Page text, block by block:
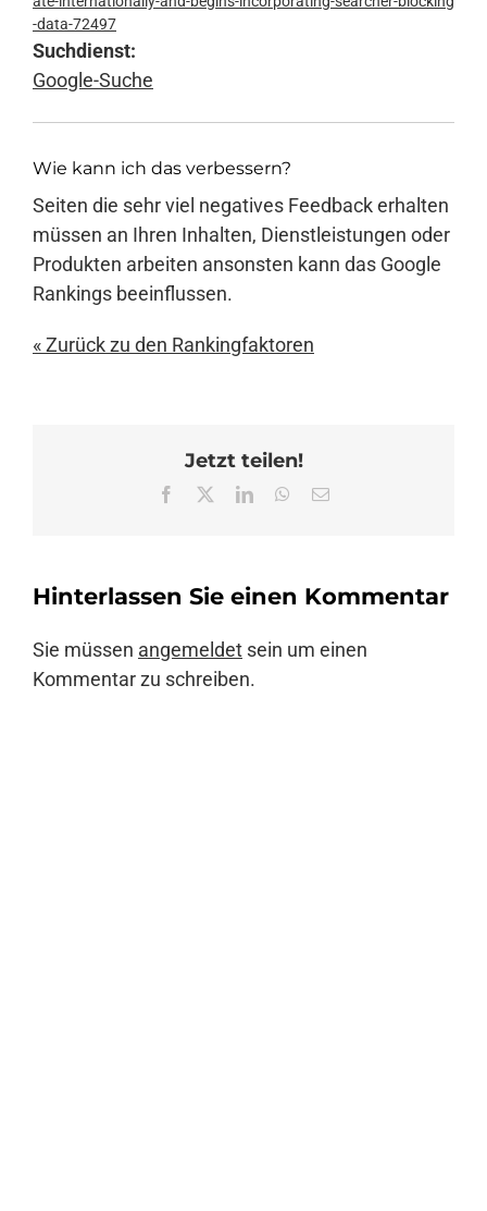
-data-72497
Suchdienst:
Google-Suche
Wie kann ich das verbessern?
Seiten die sehr viel negatives Feedback erhalten
müssen an Ihren Inhalten, Dienstleistungen oder
Produkten arbeiten ansonsten kann das Google
Rankings beeinflussen.
« Zurück zu den Rankingfaktoren
Jetzt teilen!
Facebook LinkedInWhatsApp
E-
Hinterlassen Sie einen Kommentar
Sie müssen angemeldet sein um einen
Kommentar zu schreiben.